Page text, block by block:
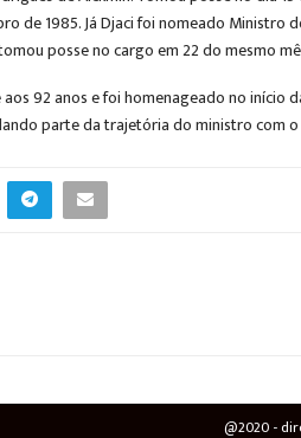
de 1985. Já Djaci foi nomeado
posse no cargo em 22 do mesmo
aos 92 anos e foi homenageado no
parte da trajetória do ministro com o
@2020 -